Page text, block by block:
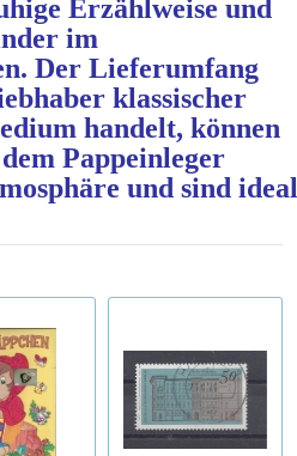
Erzählweise und
im
Der Lieferumfang
klassischer
handelt, können
Pappeinleger
und sind ideal